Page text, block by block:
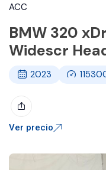
ACC
BMW 320
Widescr
2023
Ver precio